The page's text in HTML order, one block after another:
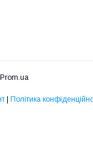
Prom.ua
| Політика